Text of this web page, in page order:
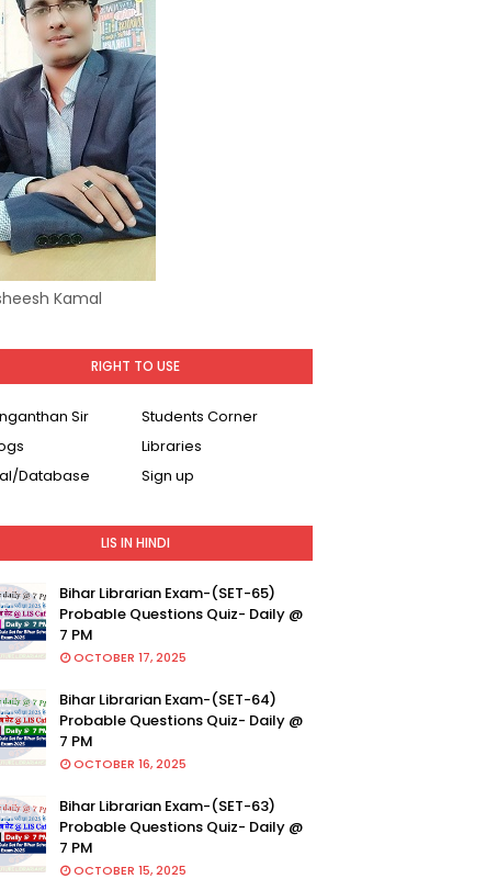
Kamal
RIGHT TO USE
Sir
Students Corner
Libraries
Database
Sign up
LIS IN HINDI
Bihar Librarian Exam-(SET-65)
Probable Questions Quiz- Daily @
7 PM
OCTOBER 17, 2025
Bihar Librarian Exam-(SET-64)
Probable Questions Quiz- Daily @
7 PM
OCTOBER 16, 2025
Bihar Librarian Exam-(SET-63)
Probable Questions Quiz- Daily @
7 PM
OCTOBER 15, 2025